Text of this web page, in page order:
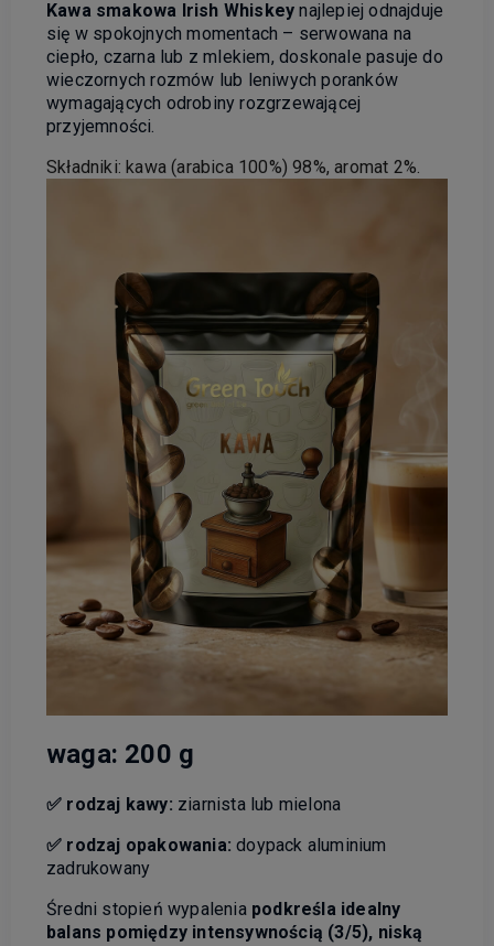
Kawa smakowa Irish Whiskey najlepiej odnajduje
się w spokojnych momentach – serwowana na
ciepło, czarna lub z mlekiem, doskonale pasuje do
wieczornych rozmów lub leniwych poranków
wymagających odrobiny rozgrzewającej
przyjemności.
Składniki: kawa (arabica 100%) 98%, aromat 2%.
waga: 200 g
✅ rodzaj kawy: ziarnista lub mielona
✅ rodzaj opakowania:doypack aluminium
zadrukowany
Średni stopień wypalenia podkreśla idealny
balans pomiędzy intensywnością (3/5), niską